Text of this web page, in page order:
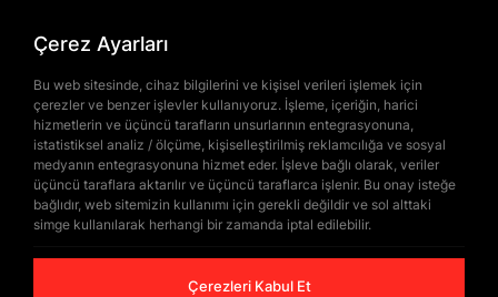
(212) 475 28 00
+90 532 577 60 57
bilgi@trendbayrak.com
Uğur Mumcu Mah. Eski Edirne Asfaltı
Cad. No : 554-556 İç Kapı NO: 1
SULTANGAZİ /İSTANBUL
Çerez Ayarları
Bu web sitesinde, cihaz bilgilerini ve kişisel verileri işlemek için
çerezler ve benzer işlevler kullanıyoruz. İşleme, içeriğin, harici
hizmetlerin ve üçüncü tarafların unsurlarının entegrasyonuna,
istatistiksel analiz / ölçüme, kişiselleştirilmiş reklamcılığa ve sosyal
medyanın entegrasyonuna hizmet eder. İşleve bağlı olarak, veriler
üçüncü taraflara aktarılır ve üçüncü taraflarca işlenir. Bu onay isteğe
bağlıdır, web sitemizin kullanımı için gerekli değildir ve sol alttaki
simge kullanılarak herhangi bir zamanda iptal edilebilir.
Çerezleri Kabul Et